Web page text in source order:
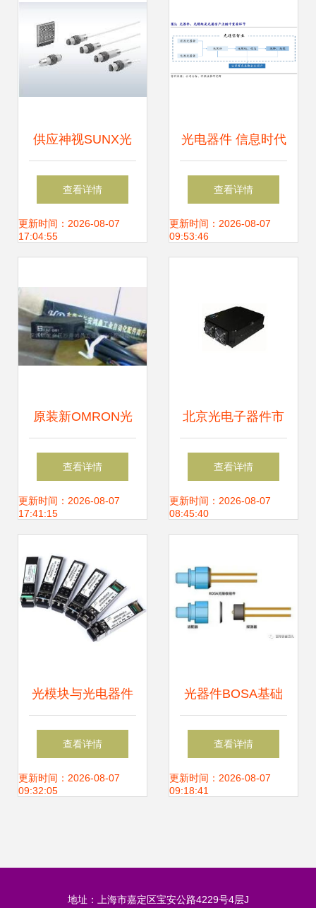
供应神视SUNX光
电开关CY-17A,CY-
29_电子元器件_世
信息库
查看详情
更新时间：2026-08-07
17:04:55
光电器件 信息时代
的“光之触手”——
定义、种类与产业
查看详情
更新时间：2026-08-07
09:53:46
原装新OMRON光
电开关E3Z-D81 工
业自动化的精准之
查看详情
更新时间：2026-08-07
17:41:15
北京光电子器件市
场 供应网络、厂家
布局与产业生态
查看详情
更新时间：2026-08-07
08:45:40
光模块与光电器件
构筑现代光通信的
基石
查看详情
更新时间：2026-08-07
09:32:05
光器件BOSA基础
知识 从BOSA到光
电器件的核心解析
查看详情
更新时间：2026-08-07
09:18:41
地址：上海市嘉定区宝安公路4229号4层J